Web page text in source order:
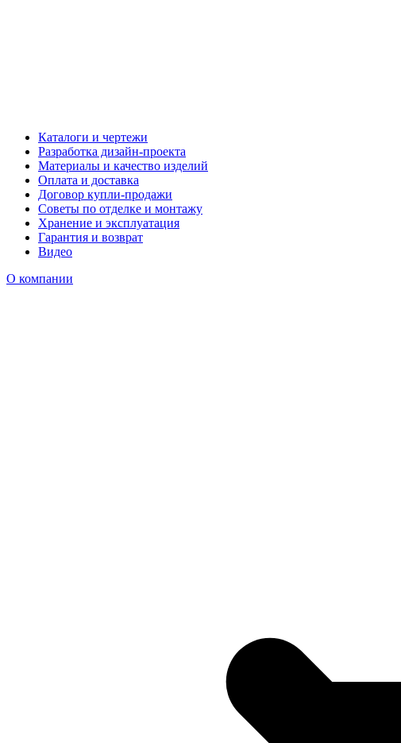
Каталоги и чертежи
Разработка дизайн-проекта
Материалы и качество изделий
Оплата и доставка
Договор купли-продажи
Советы по отделке и монтажу
Хранение и эксплуатация
Гарантия и возврат
Видео
О компании